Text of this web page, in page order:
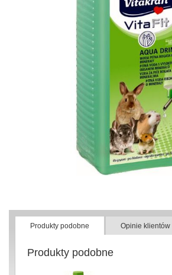
Produkty podobne Opinie klientów
Produkty podobne